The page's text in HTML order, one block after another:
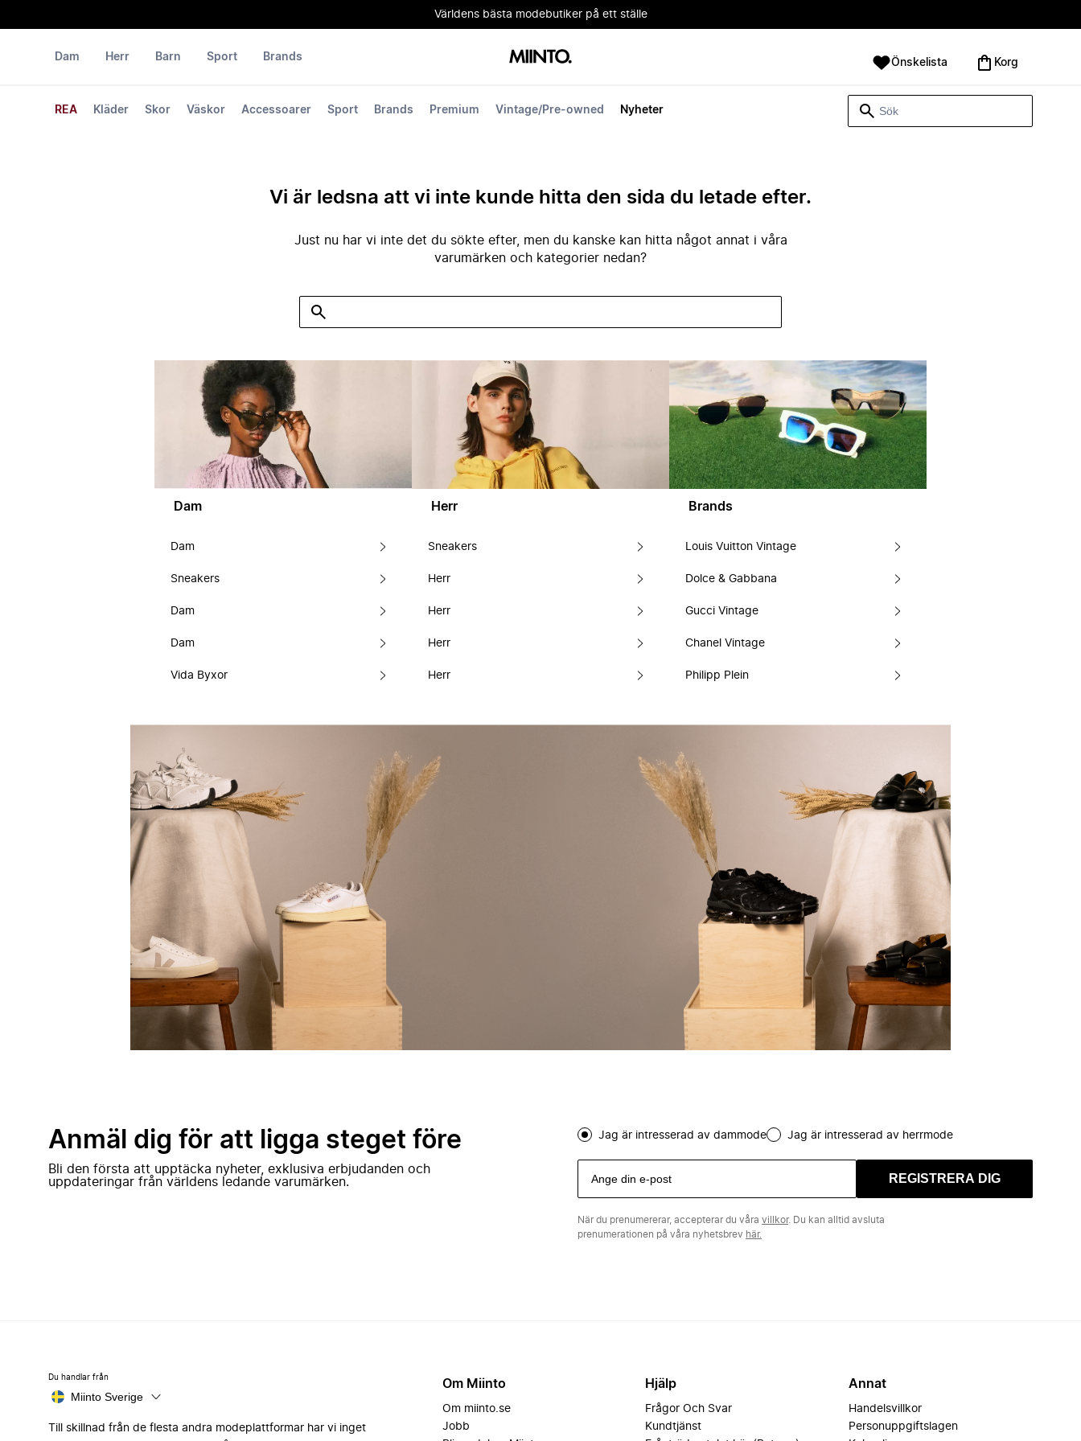
Världens bästa modebutiker på ett ställe
Dam
REA Kläder Skor Väskor Accessoarer Sport Brands Premium Vintage/Pre-owned Nyheter
Herr Barn Sport Brands Önskelista Korg
Vi är ledsna att vi inte kunde hitta den sida du letade efter.
Just nu har vi inte det du sökte efter, men du kanske kan hitta något annat i våra
varumärken och kategorier nedan?
Dam
Dam
Sneakers
Dam
Dam
Vida Byxor
Herr
Sneakers
Herr
Herr
Herr
Herr
Brands
Louis Vuitton Vintage
Dolce & Gabbana
Gucci Vintage
Chanel Vintage
Philipp Plein
Anmäl dig för att ligga steget före
Bli den första att upptäcka nyheter, exklusiva erbjudanden och
uppdateringar från världens ledande varumärken.
Jag är intresserad av dammode Jag är intresserad av herrmode
REGISTRERA DIG
När du prenumererar, accepterar du våra villkor. Du kan alltid avsluta
prenumerationen på våra nyhetsbrev här.
Du handlar från
Miinto Sverige
Till skillnad från de flesta andra modeplattformar har vi inget
Om Miinto
Om miinto.se
Jobb
Hjälp
Frågor Och Svar
Kundtjänst
Annat
Handelsvillkor
Personuppgiftslagen